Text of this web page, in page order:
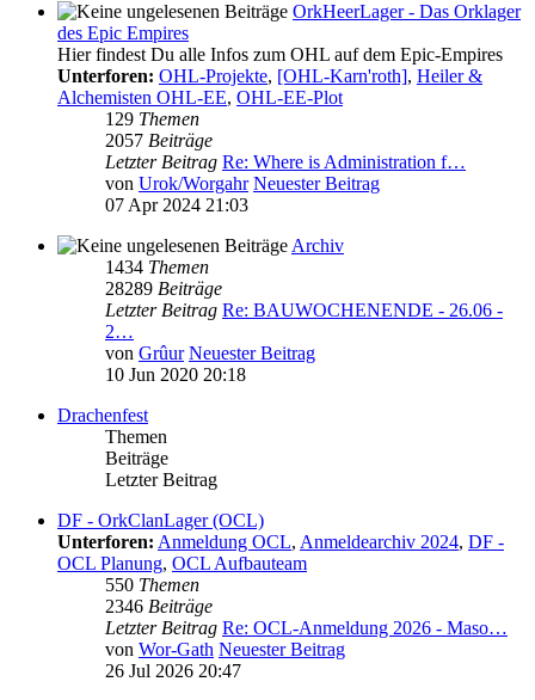
OrkHeerLager - Das Orklager
des Epic Empires
Hier findest Du alle Infos zum OHL auf dem Epic-Empires
Unterforen: OHL-Projekte, [OHL-Karn'roth], Heiler &
Alchemisten OHL-EE, OHL-EE-Plot
129 Themen
2057 Beiträge
Letzter Beitrag Re: Where is Administration f…
von Urok/Worgahr Neuester Beitrag
07 Apr 2024 21:03
Archiv
1434 Themen
28289 Beiträge
Letzter Beitrag Re: BAUWOCHENENDE - 26.06 -
2…
von Grûur Neuester Beitrag
10 Jun 2020 20:18
Drachenfest
Themen
Beiträge
Letzter Beitrag
DF - OrkClanLager (OCL)
Unterforen: Anmeldung OCL, Anmeldearchiv 2024, DF -
OCL Planung, OCL Aufbauteam
550 Themen
2346 Beiträge
Letzter Beitrag Re: OCL-Anmeldung 2026 - Maso…
von Wor-Gath Neuester Beitrag
26 Jul 2026 20:47